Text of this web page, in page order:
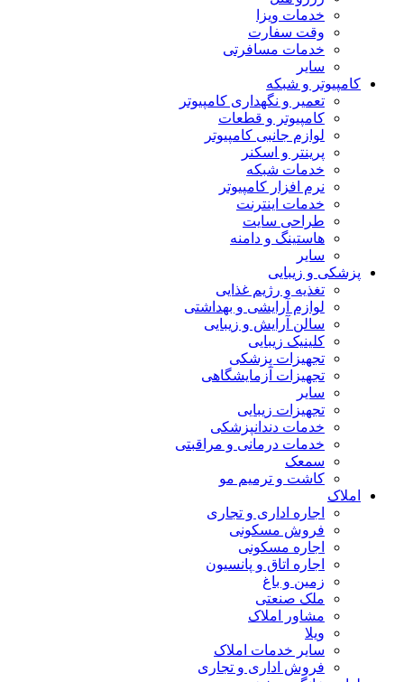
خدمات ویزا
وقت سفارت
خدمات مسافرتی
سایر
کامپیوتر و شبکه
تعمیر و نگهداری کامپیوتر
کامپیوتر و قطعات
لوازم جانبی کامپیوتر
پرینتر و اسکنر
خدمات شبکه
نرم افزار کامپیوتر
خدمات اینترنت
طراحی سایت
هاستینگ و دامنه
سایر
پزشکی و زیبایی
تغذیه و رژیم غذایی
لوازم آرایشی و بهداشتی
سالن آرایش و زیبایی
کلینیک زیبایی
تجهیزات پزشکی
تجهیزات آزمایشگاهی
سایر
تجهیزات زیبایی
خدمات دندانپزشکی
خدمات درمانی و مراقبتی
سمعک
کاشت و ترمیم مو
املاک
اجاره اداری و تجاری
فروش مسکونی
اجاره مسکونی
اجاره اتاق و پانسیون
زمین و باغ
ملک صنعتی
مشاور املاک
ویلا
سایر خدمات املاک
فروش اداری و تجاری